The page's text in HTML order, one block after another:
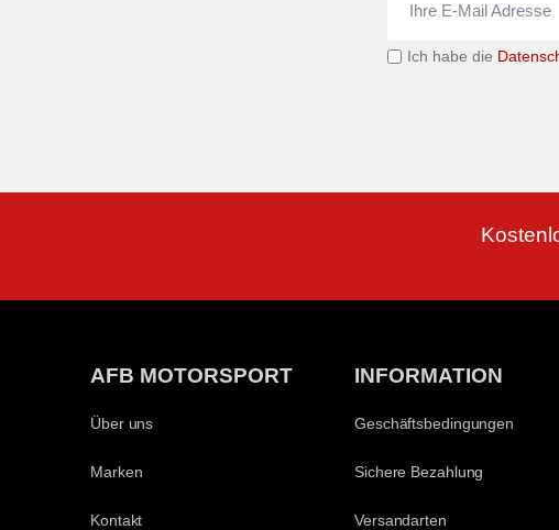
Ich habe die
AFB MOTORSPORT
Über uns
Marken
Kontakt
INFORMATION
Geschäftsbedingungen
Sichere Bezahlung
Versandarten